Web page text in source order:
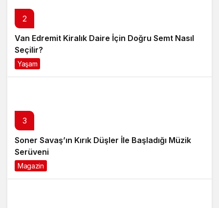
2
Van Edremit Kiralık Daire İçin Doğru Semt Nasıl
Seçilir?
Yaşam
3
Soner Savaş’ın Kırık Düşler İle Başladığı Müzik
Serüveni
Magazin